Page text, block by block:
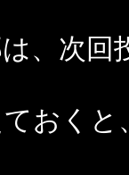
、次
おく